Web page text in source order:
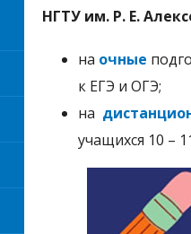
НГТУ им. Р. Е.
на очные
к ЕГЭ и ОГЭ;
на
учащихся 10 –